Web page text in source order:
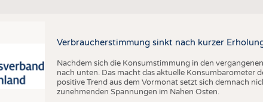
AUSSCHREIBUNGEN
DTV AUSSCHREIBUNGSDIENST
TERMINE
BRANCHENTERMINE
Verbraucherstimmung sinkt nach kurzer
Nachdem sich die Konsumstimmung in den
nach unten. Das macht das aktuelle Konsumbarometer
positive Trend aus dem Vormonat setzt sich demnach
zunehmenden Spannungen im Nahen Osten.